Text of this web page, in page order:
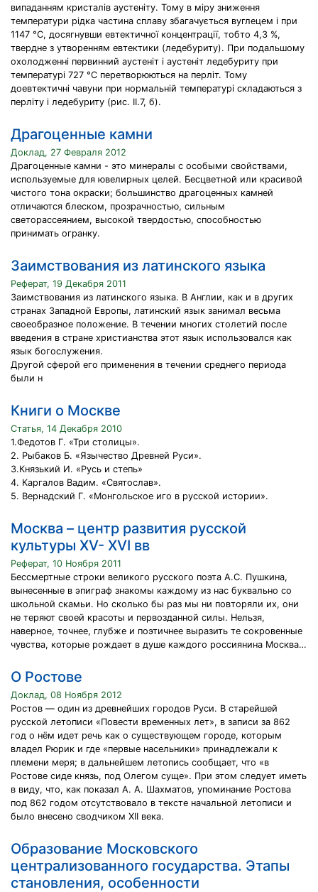
випаданням кристалів аустеніту. Тому в міру зниження
температури рідка частина сплаву збагачується вуглецем і при
1147 °С, досягнувши евтектичної концентрації, тобто 4,3 %,
твердне з утворенням евтектики (ледебуриту). При подальшому
охолодженні первинний аустеніт і аустеніт ледебуриту при
температурі 727 °С перетворюються на перліт. Тому
доевтектичні чавуни при нормальній температурі складаються з
перліту і ледебуриту (рис. ІІ.7, б).
Драгоценные камни
Доклад, 27 Февраля 2012
Драгоценные камни - это минералы с особыми свойствами,
используемые для ювелирных целей. Бесцветной или красивой
чистого тона окраски; большинство драгоценных камней
отличаются блеском, прозрачностью, сильным
светорассеянием, высокой твердостью, способностью
принимать огранку.
Заимствования из латинского языка
Реферат, 19 Декабря 2011
Заимствования из латинского языка. В Англии, как и в других
странах Западной Европы, латинский язык занимал весьма
своеобразное положение. В течении многих столетий после
введения в стране христианства этот язык использовался как
язык богослужения.
Другой сферой его применения в течении среднего периода
были н
Книги о Москве
Статья, 14 Декабря 2010
1.Федотов Г. «Три столицы».
2. Рыбаков Б. «Язычество Древней Руси».
3.Князький И. «Русь и степь»
4. Каргалов Вадим. «Святослав».
5. Вернадский Г. «Монгольское иго в русской истории».
Москва – центр развития русской
культуры XV- XVI вв
Реферат, 10 Ноября 2011
Бессмертные строки великого русского поэта А.С. Пушкина,
вынесенные в эпиграф знакомы каждому из нас буквально со
школьной скамьи. Но сколько бы раз мы ни повторяли их, они
не теряют своей красоты и первозданной силы. Нельзя,
наверное, точнее, глубже и поэтичнее выразить те сокровенные
чувства, которые рождает в душе каждого россиянина Москва…
О Ростове
Доклад, 08 Ноября 2012
Ростов — один из древнейших городов Руси. В старейшей
русской летописи «Повести временных лет», в записи за 862
год о нём идет речь как о существующем городе, которым
владел Рюрик и где «первые насельники» принадлежали к
племени меря; в дальнейшем летопись сообщает, что «в
Ростове сиде князь, под Олегом суще». При этом следует иметь
в виду, что, как показал А. А. Шахматов, упоминание Ростова
под 862 годом отсутствовало в тексте начальной летописи и
было внесено сводчиком XII века.
Образование Московского
централизованного государства. Этапы
становления, особенности